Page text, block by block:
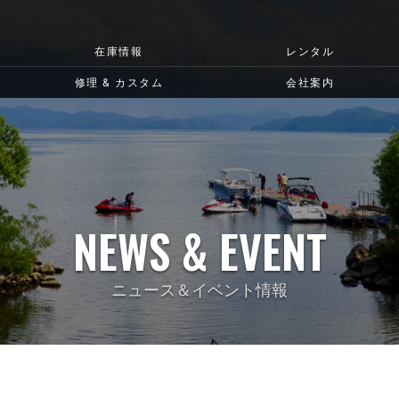
在庫情報 レンタル
修理 & カスタム 会社案内
NEWS & EVENT
ニュース＆イベント情報